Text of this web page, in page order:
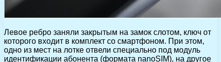
Левое ребро заняли закрытым на замок слотом, ключ от
которого входит в комплект со смартфоном. При этом,
одно из мест на лотке отвели специально под модуль
идентификации абонента (формата nanoSIM), на другое